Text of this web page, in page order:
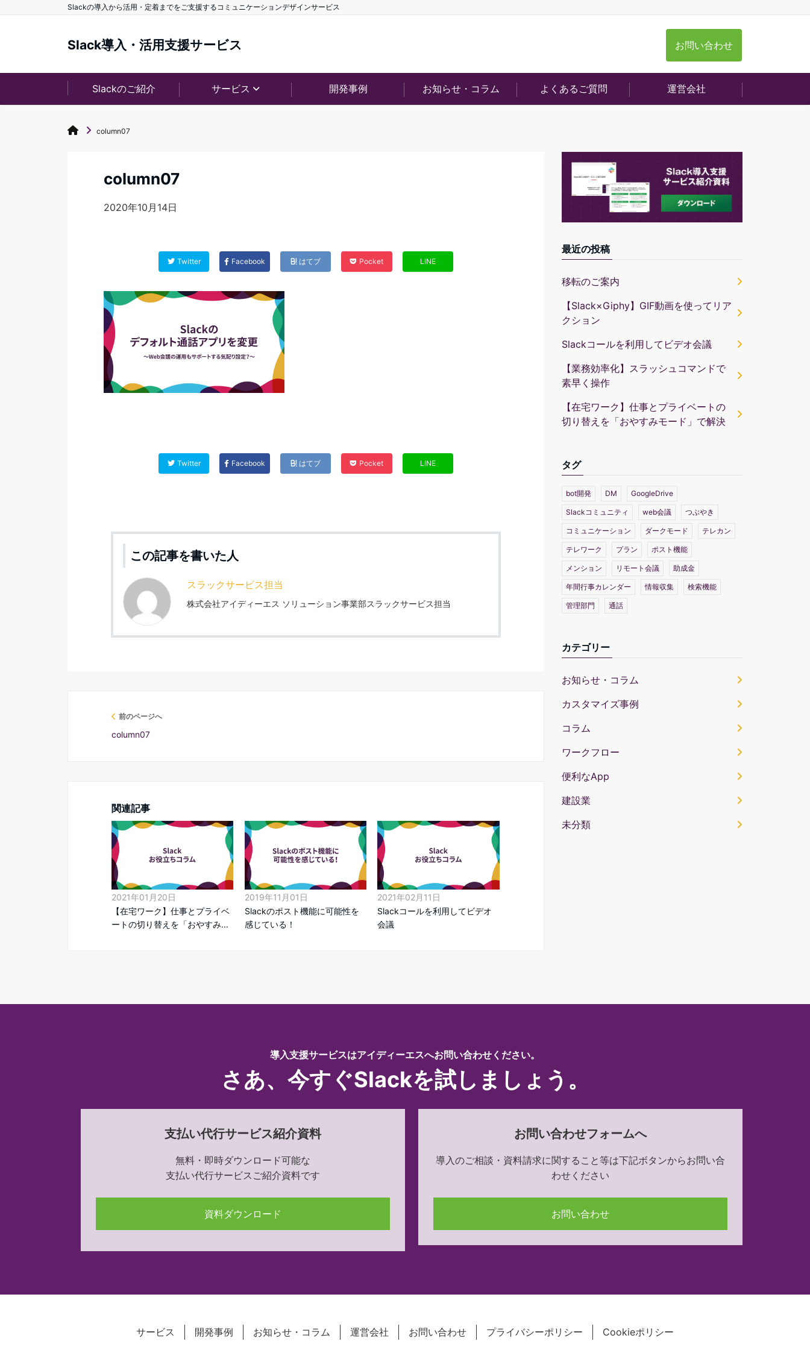
Slackの導入から活用・定着までをご支援するコミュニケーションデザインサービス
Slack導入・活用支援サービス お問い合わせ
Slackのご紹介 サービス 開発事例 お知らせ・コラム よくあるご質問 運営会社
column07
column07
2020年10月14日
Twitter Facebook はてブ Pocket LINE
Twitter Facebook はてブ Pocket LINE
この記事を書いた人
スラックサービス担当
株式会社アイディーエス ソリューション事業部スラックサービス担当
前のページへ
column07
関連記事
2021年01月20日
【在宅ワーク】仕事とプライベ
ートの切り替えを「おやすみ...
2019年11月01日
Slackのポスト機能に可能性を
感じている！
2021年02月11日
Slackコールを利用してビデオ
会議
最近の投稿
移転のご案内
【Slack×Giphy】GIF動画を使ってリア
クション
Slackコールを利用してビデオ会議
【業務効率化】スラッシュコマンドで
素早く操作
【在宅ワーク】仕事とプライベートの
切り替えを「おやすみモード」で解決
タグ
bot開発 DM GoogleDrive
Slackコミュニティ web会議 つぶやき
コミュニケーション ダークモード テレカン
テレワーク プラン ポスト機能
メンション リモート会議 助成金
年間行事カレンダー 情報収集 検索機能
管理部門 通話
カテゴリー
お知らせ・コラム
カスタマイズ事例
コラム
ワークフロー
便利なApp
建設業
未分類
導入支援サービスはアイディーエスへお問い合わせください。
さあ、今すぐSlackを試しましょう。
支払い代行サービス紹介資料
無料・即時ダウンロード可能な
支払い代行サービスご紹介資料です
資料ダウンロード
お問い合わせフォームへ
導入のご相談・資料請求に関すること等は下記ボタンからお問い合
わせください
お問い合わせ
サービス 開発事例 お知らせ・コラム 運営会社 お問い合わせ プライバシーポリシー Cookieポリシー